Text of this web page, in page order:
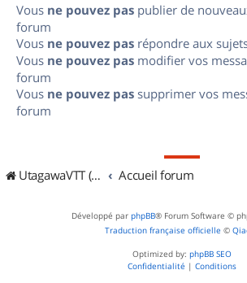
Vous ne pouvez pas publier de
forum
Vous ne pouvez pas répondre aux
Vous ne pouvez pas modifier vos
forum
Vous ne pouvez pas supprimer vos
forum
UtagawaVTT (Randos VTT et VTTAE avec traces GPS) Accueil forum
Développé par phpBB® Forum Software ©
Traduction française officielle ©
Optimized by: phpBB SEO
Confidentialité | Conditions